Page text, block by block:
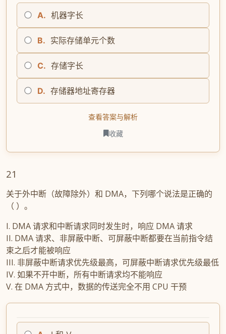
A. 机器字长
B. 实际存储单元个数
C. 存储字长
D. 存储器地址寄存器
查看答案与解析
收藏
21
关于外中断（故障除外）和 DMA，下列哪个说法是正确的
（ ）。
I. DMA 请求和中断请求同时发生时，响应 DMA 请求
II. DMA 请求、非屏蔽中断、可屏蔽中断都要在当前指令结
束之后才能被响应
III. 非屏蔽中断请求优先级最高，可屏蔽中断请求优先级最低
IV. 如果不开中断，所有中断请求均不能响应
V. 在 DMA 方式中，数据的传送完全不用 CPU 干预